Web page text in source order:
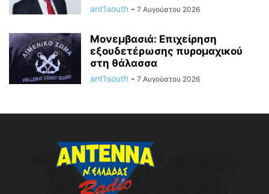
ant1south - 7 Αυγούστου 2026
Μονεμβασιά: Επιχείρηση
εξουδετέρωσης πυρομαχικού
στη θάλασσα
ant1south - 7 Αυγούστου 2026